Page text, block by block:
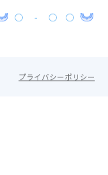
◯ - ◯ ◯
プライバシーポリシー